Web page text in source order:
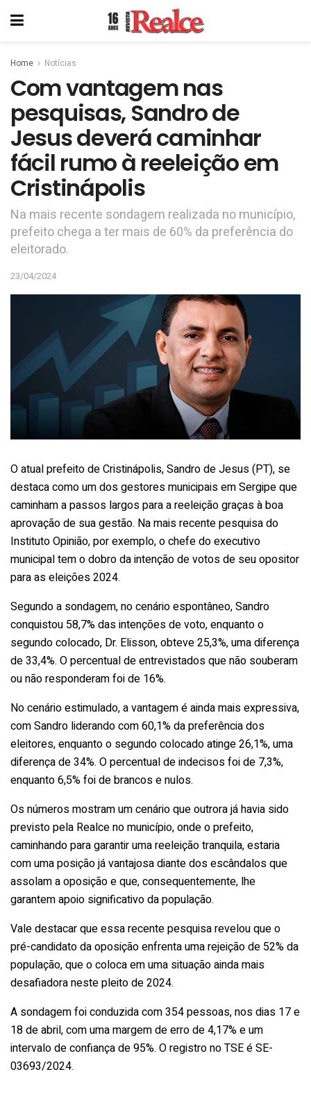
Home Notícias
Com vantagem nas
pesquisas, Sandro de
Jesus deverá caminhar
fácil rumo à reeleição em
Cristinápolis
Na mais recente sondagem realizada no município,
prefeito chega a ter mais de 60% da preferência do
eleitorado.
23/04/2024
O atual prefeito de Cristinápolis, Sandro de Jesus (PT), se
destaca como um dos gestores municipais em Sergipe que
caminham a passos largos para a reeleição graças à boa
aprovação de sua gestão. Na mais recente pesquisa do
Instituto Opinião, por exemplo, o chefe do executivo
municipal tem o dobro da intenção de votos de seu opositor
para as eleições 2024.
Segundo a sondagem, no cenário espontâneo, Sandro
conquistou 58,7% das intenções de voto, enquanto o
segundo colocado, Dr. Elisson, obteve 25,3%, uma diferença
de 33,4%. O percentual de entrevistados que não souberam
ou não responderam foi de 16%.
No cenário estimulado, a vantagem é ainda mais expressiva,
com Sandro liderando com 60,1% da preferência dos
eleitores, enquanto o segundo colocado atinge 26,1%, uma
diferença de 34%. O percentual de indecisos foi de 7,3%,
enquanto 6,5% foi de brancos e nulos.
Os números mostram um cenário que outrora já havia sido
previsto pela Realce no município, onde o prefeito,
caminhando para garantir uma reeleição tranquila, estaria
com uma posição já vantajosa diante dos escândalos que
assolam a oposição e que, consequentemente, lhe
garantem apoio significativo da população.
Vale destacar que essa recente pesquisa revelou que o
pré-candidato da oposição enfrenta uma rejeição de 52% da
população, que o coloca em uma situação ainda mais
desafiadora neste pleito de 2024.
A sondagem foi conduzida com 354 pessoas, nos dias 17 e
18 de abril, com uma margem de erro de 4,17% e um
intervalo de confiança de 95%. O registro no TSE é SE-
03693/2024.